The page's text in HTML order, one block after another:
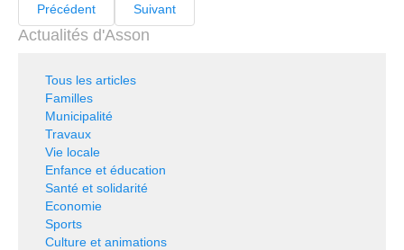
Précédent Suivant
Actualités d'Asson
Tous les articles
Familles
Municipalité
Travaux
Vie locale
Enfance et éducation
Santé et solidarité
Economie
Sports
Culture et animations